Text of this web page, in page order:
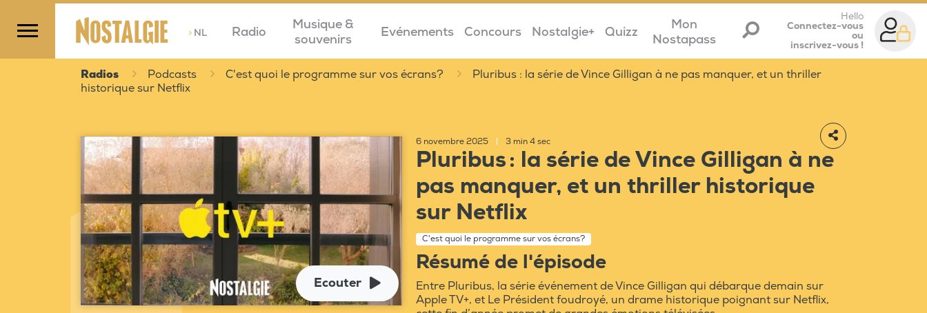
>NL Radio
Musique &
souvenirs
Evénements Concours Nostalgie+ Quizz
Mon
Nostapass
Hello
Connectez-vous
ou
inscrivez-vous !
Radios Podcasts C'est quoi le programme sur vos écrans?
Pluribus : la série de Vince Gilligan à ne pas manquer, et un thriller
historique sur Netflix
Ecouter
6 novembre 2025 3 min 4 sec
Pluribus : la série de Vince Gilligan à ne
pas manquer, et un thriller historique
sur Netflix
C'est quoi le programme sur vos écrans?
Résumé de l'épisode
Entre Pluribus, la série événement de Vince Gilligan qui débarque demain sur
Apple TV+, et Le Président foudroyé, un drame historique poignant sur Netflix,